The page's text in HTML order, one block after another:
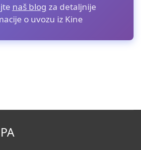
naš blog za detaljnije
o uvozu iz Kine